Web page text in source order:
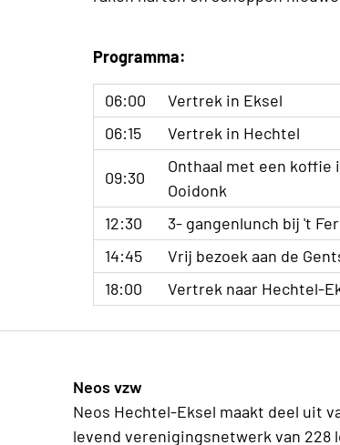
Programma:
06:00
Vertrek in Eksel
06:15
Vertrek in Hechtel
09:30
Onthaal met een koffie
Ooidonk
12:30
3- gangenlunch bij 't
14:45
Vrij bezoek aan de
18:00
Vertrek naar Hechtel-
Neos vzw
Neos Hechtel-Eksel maakt deel uit
levend verenigingsnetwerk van 228